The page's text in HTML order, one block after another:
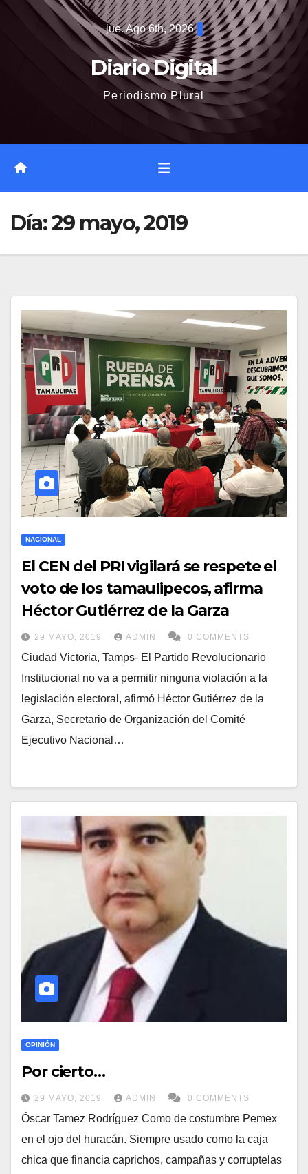
jue. Ago 6th, 2026
Diario Digital
Periodismo Plural
Día:29 mayo, 2019
NACIONAL
El CEN del PRI vigilará se respete el
voto de los tamaulipecos, afirma
Héctor Gutiérrez de la Garza
29 MAYO, 2019 ADMIN 0 COMMENTS
Ciudad Victoria, Tamps- El Partido Revolucionario
Institucional no va a permitir ninguna violación a la
legislación electoral, afirmó Héctor Gutiérrez de la
Garza, Secretario de Organización del Comité
Ejecutivo Nacional…
OPINIÓN
Por cierto…
29 MAYO, 2019 ADMIN 0 COMMENTS
Óscar Tamez Rodríguez Como de costumbre Pemex
en el ojo del huracán. Siempre usado como la caja
chica que financia caprichos, campañas y corruptelas